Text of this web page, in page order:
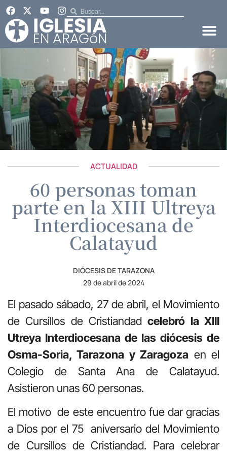
ACTUALIDAD
60 personas toman
parte en la XIII Ultreya
Interdiocesana de
Calatayud
DIÓCESIS DE TARAZONA
29 de abril de 2024
El pasado sábado, 27 de abril, el Movimiento
de Cursillos de Cristiandadcelebró la XIII
Utreya Interdiocesana de las diócesis de
Osma-Soria, Tarazona y Zaragoza en el
Colegio de Santa Ana de Calatayud.
Asistieron unas 60 personas.
El motivo de este encuentro fue dar gracias
a Dios por el 75 aniversario del Movimiento
de Cursillos de Cristiandad. Para celebrar